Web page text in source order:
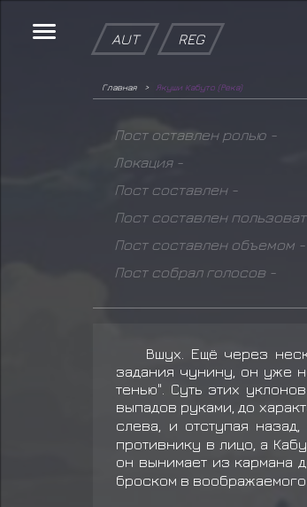
AUT REG
Главная Якуши Кабуто (Река)
Пост оставлен ролью -
Локация -
Пост составлен -
Пост составлен
Пост составлен объемом -
Пост собрал голосов -
Вшух. Ещё через
задания чунину, он уже
тенью". Суть этих
выпадов руками, до
слева, и отступая назад,
противнику в лицо, а
он вынимает из кармана
броском в